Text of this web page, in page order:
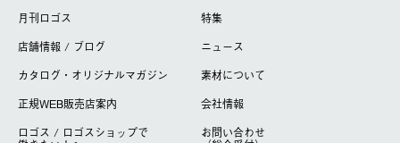
月刊ロゴス
特集
店舗情報 / ブログ
ニュース
カタログ・オリジナルマガジン
素材について
正規WEB販売店案内
会社情報
ロゴス / ロゴスショップで
お問い合わせ